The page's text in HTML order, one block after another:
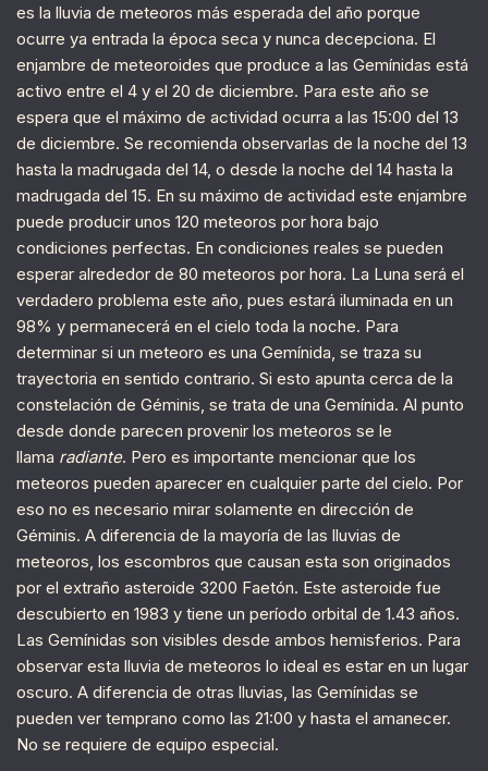
es la lluvia de meteoros más esperada del año porque
ocurre ya entrada la época seca y nunca decepciona. El
enjambre de meteoroides que produce a las Gemínidas está
activo entre el 4 y el 20 de diciembre. Para este año se
espera que el máximo de actividad ocurra a las 15:00 del 13
de diciembre. Se recomienda observarlas de la noche del 13
hasta la madrugada del 14, o desde la noche del 14 hasta la
madrugada del 15. En su máximo de actividad este enjambre
puede producir unos 120 meteoros por hora bajo
condiciones perfectas. En condiciones reales se pueden
esperar alrededor de 80 meteoros por hora. La Luna será el
verdadero problema este año, pues estará iluminada en un
98% y permanecerá en el cielo toda la noche. Para
determinar si un meteoro es una Gemínida, se traza su
trayectoria en sentido contrario. Si esto apunta cerca de la
constelación de Géminis, se trata de una Gemínida. Al punto
desde donde parecen provenir los meteoros se le
llama radiante. Pero es importante mencionar que los
meteoros pueden aparecer en cualquier parte del cielo. Por
eso no es necesario mirar solamente en dirección de
Géminis. A diferencia de la mayoría de las lluvias de
meteoros, los escombros que causan esta son originados
por el extraño asteroide 3200 Faetón. Este asteroide fue
descubierto en 1983 y tiene un período orbital de 1.43 años.
Las Gemínidas son visibles desde ambos hemisferios. Para
observar esta lluvia de meteoros lo ideal es estar en un lugar
oscuro. A diferencia de otras lluvias, las Gemínidas se
pueden ver temprano como las 21:00 y hasta el amanecer.
No se requiere de equipo especial.